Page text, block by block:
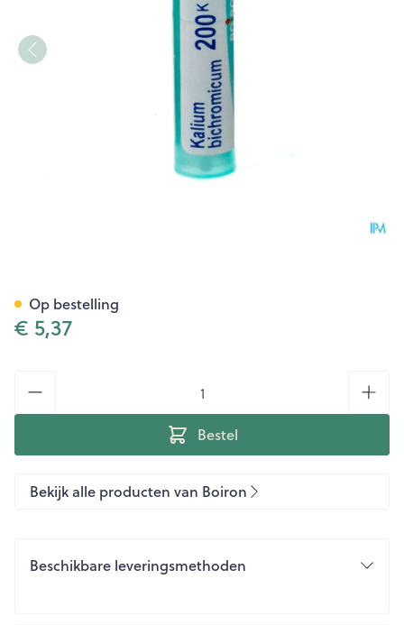
€ 5,37
Bestel
Op bestelling
Bekijk alle producten van Boiron
Beschikbare leveringsmethoden